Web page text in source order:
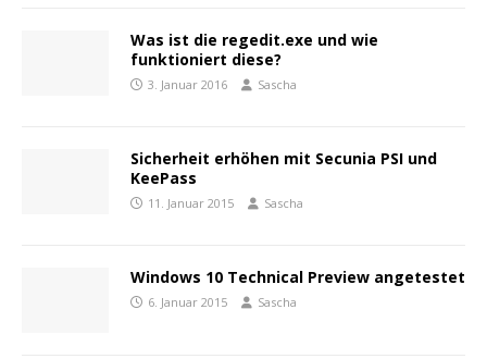
Was ist die regedit.exe und wie
funktioniert diese?
3. Januar 2016 Sascha
Sicherheit erhöhen mit Secunia PSI und
KeePass
11. Januar 2015 Sascha
Windows 10 Technical Preview angetestet
6. Januar 2015 Sascha